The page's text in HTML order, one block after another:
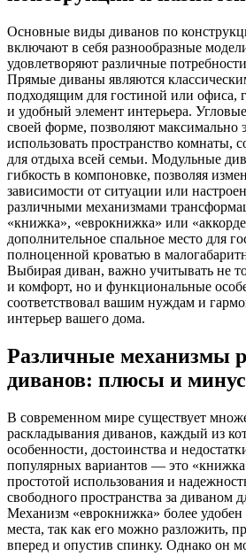
Основные виды диванов по
включают в себя разнообразные
удовлетворяют различные
Прямые диваны являются
подходящим для гостиной или офиса,
и удобный элемент интерьера.
своей форме, позволяют максимально
использовать пространство комнаты,
для отдыха всей семьи. Модульные
гибкость в компоновке, позволяя
зависимости от ситуации или
различными механизмами
«книжка», «еврокнижка» или
дополнительное спальное место для
полноценной кроватью в
Выбирая диван, важно учитывать не
и комфорт, но и функциональные
соответствовал вашим нуждам и
интерьер вашего дома.
Различные механизмы
диванов: плюсы и
В современном мире существует
раскладывания диванов, каждый из
особенности, достоинства и
популярных вариантов — это
простотой использования и
свободного пространства за диваном
Механизм «еврокнижка» более
места, так как его можно разложить,
вперед и опустив спинку. Однако он